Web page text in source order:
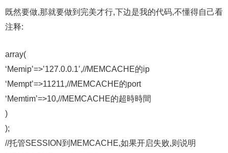
既然要做,那就要做到完美才行,下边是我的代码,不懂得自己看
注释:
array(
‘Memip’=>’127.0.0.1’,//MEMCACHE的ip
‘Mempt’=>11211,//MEMCACHE的port
‘Memtim’=>10,//MEMCACHE的超時時間
)
);
//托管SESSION到MEMCACHE,如果开启失败,则说明